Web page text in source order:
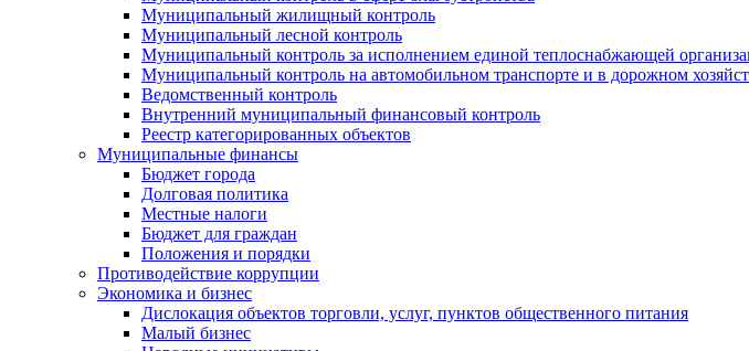
Муниципальный жилищный контроль
Муниципальный лесной контроль
Муниципальный контроль за исполнением единой теплоснабжающей
Муниципальный контроль на автомобильном транспорте и в дорожном
Ведомственный контроль
Внутренний муниципальный финансовый контроль
Реестр категорированных объектов
Муниципальные финансы
Бюджет города
Долговая политика
Местные налоги
Бюджет для граждан
Положения и порядки
Противодействие коррупции
Экономика и бизнес
Дислокация объектов торговли, услуг, пунктов общественного питания
Малый бизнес